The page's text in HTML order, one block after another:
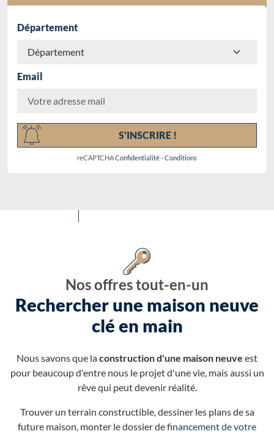
Département
Email
S'INSCRIRE !
reCAPTCHAConfidentialité-Conditions
Nos offres tout-en-un
Rechercher une maison neuve
clé en main
Nous savons que laconstruction d'une maison neuve est
pour beaucoup d'entre nous le projet d'une vie, mais aussi un
rêve qui peut devenir réalité.
Trouver un terrain constructible, dessiner les plans de sa
future maison, monter le dossier definancement de votre